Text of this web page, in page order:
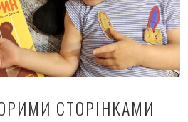
Лева)
СТОРІНКАМИ